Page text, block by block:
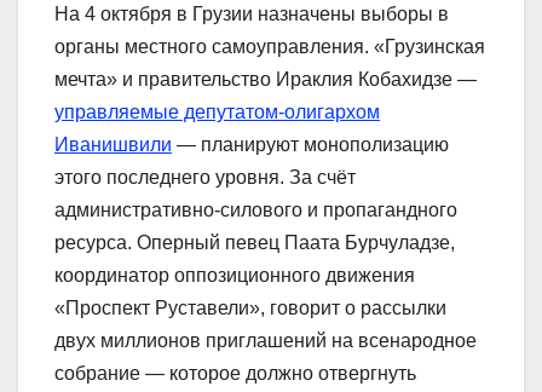
На 4 октября в Грузии назначены выборы в
органы местного самоуправления. «Грузинская
мечта» и правительство Ираклия Кобахидзе —
управляемые депутатом-олигархом
Иванишвили — планируют монополизацию
этого последнего уровня. За счёт
административно-силового и пропагандного
ресурса. Оперный певец Паата Бурчуладзе,
координатор оппозиционного движения
«Проспект Руставели», говорит о рассылки
двух миллионов приглашений на всенародное
собрание — которое должно отвергнуть